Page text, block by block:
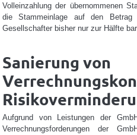
Volleinzahlung der übernommenen
die Stammeinlage auf den
Gesellschafter bisher nur zur Hälfte
Sanierung von
Aufgrund von Leistungen der
Verrechnungsforderungen der